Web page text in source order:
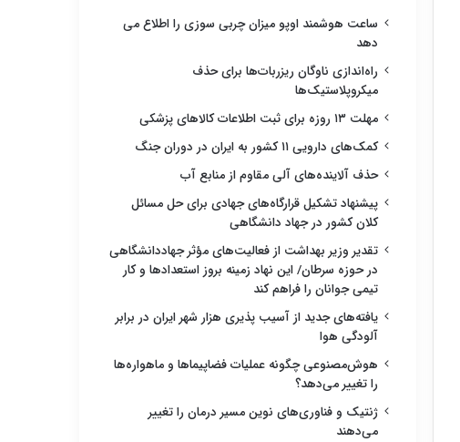
ساعت هوشمند اوپو میزان چربی سوزی را اطلاع می
دهد
راه‌اندازی ناوگان ریزربات‌ها برای حذف
میکروپلاستیک‌ها
مهلت ۱۳ روزه برای ثبت اطلاعات کالاهای پزشکی
کمک‌های دارویی ۱۱ کشور به ایران در دوران جنگ
حذف آلاینده‌های آلی مقاوم از منابع آب
پیشنهاد تشکیل قرارگاه‌های جهادی برای حل مسائل
کلان کشور در جهاد دانشگاهی
تقدیر وزیر بهداشت از فعالیت‌های مؤثر جهاددانشگاهی
در حوزه سرطان/ این نهاد زمینه بروز استعدادها و کار
تیمی جوانان را فراهم کند
یافته‌های جدید از آسیب پذیری هزار شهر ایران در برابر
آلودگی هوا
هوش‌مصنوعی چگونه عملیات فضاپیماها و ماهواره‌ها
را تغییر می‌دهد؟
ژنتیک و فناوری‌های نوین مسیر درمان را تغییر
می‌دهند